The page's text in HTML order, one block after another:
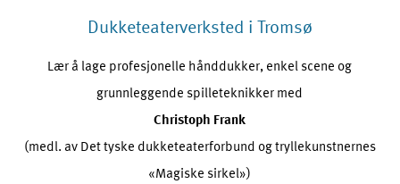
Dukketeaterverksted i Tromsø
Lær å lage profesjonelle hånddukker, enkel scene og
grunnleggende spilleteknikker med
Christoph Frank
(medl. av Det tyske dukketeaterforbund og tryllekunstnernes
«Magiske sirkel»)